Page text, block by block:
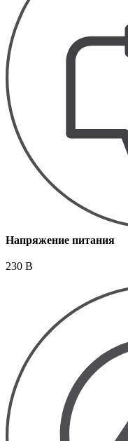
Напряжение питания
230 В